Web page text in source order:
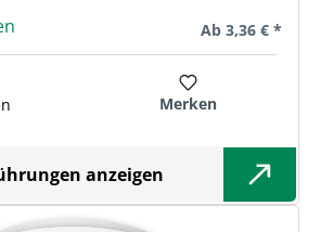
Regulärer Preis:
Ab 3,36 € *
Merken
anzeigen